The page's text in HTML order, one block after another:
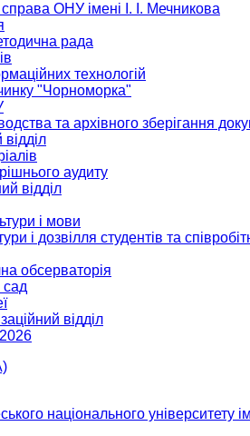
ОНУ імені І. І. Мечникова
рада
технологій
"Чорноморка"
та архівного зберігання
аудиту
відділ
і мови
і дозвілля студентів та
обсерваторія
сад
відділ